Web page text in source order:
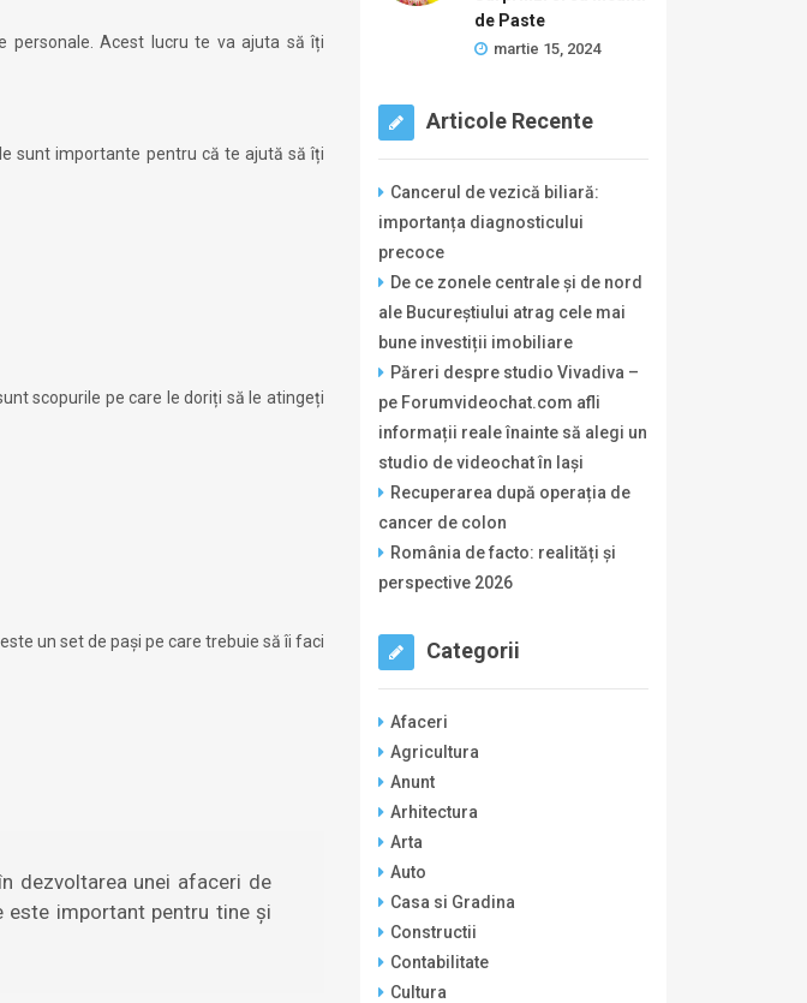
personale. Acest lucru te va ajuta să îți
sunt importante pentru că te ajută să îți
scopurile pe care le doriți să le atingeți
un set de pași pe care trebuie să îi faci
dezvoltarea unei afaceri de
este important pentru tine și
de Paste
martie 15, 2024
Articole Recente
Cancerul de vezică biliară:
importanța diagnosticului
precoce
De ce zonele centrale și de nord
ale Bucureștiului atrag cele mai
bune investiții imobiliare
Păreri despre studio Vivadiva –
pe Forumvideochat.com afli
informații reale înainte să alegi un
studio de videochat în Iași
Recuperarea după operația de
cancer de colon
România de facto: realități și
perspective 2026
Categorii
Afaceri
Agricultura
Anunt
Arhitectura
Arta
Auto
Casa si Gradina
Constructii
Contabilitate
Cultura